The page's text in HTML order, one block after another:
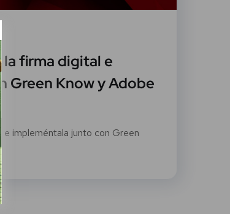
firma digital e
Green Know y Adobe
e impleméntala junto con Green